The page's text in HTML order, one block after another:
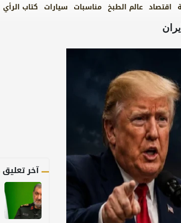
اقتصاد عالم الطبخ مناسبات سيارات كتاب الرأي
آخر تعليق